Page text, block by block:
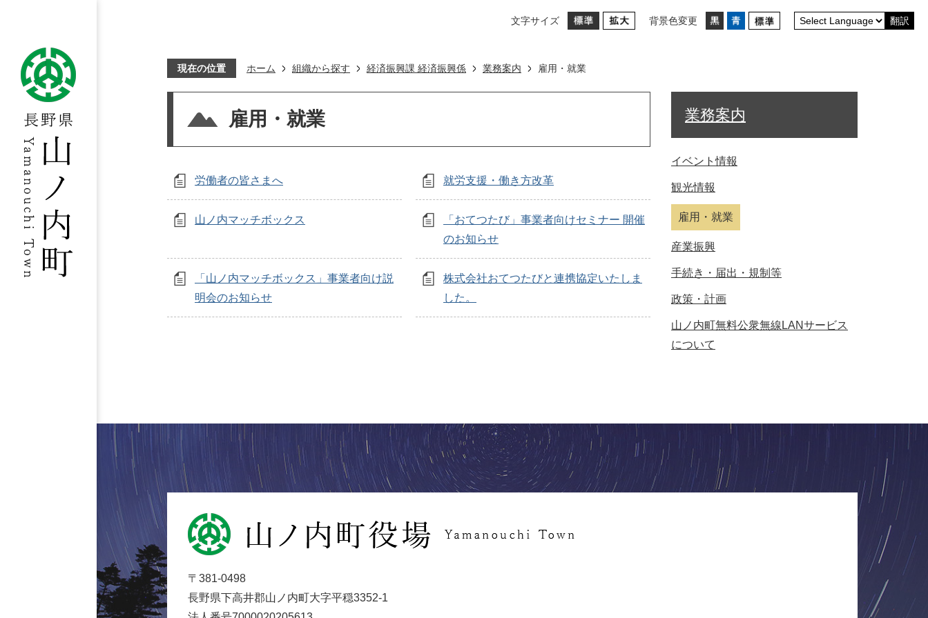
文字サイズ 背景色変更 翻訳
現在の位置 ホーム 組織から探す 経済振興課 経済振興係 業務案内 雇用・就業
雇用・就業
労働者の皆さまへ 就労支援・働き方改革
山ノ内マッチボックス
「おてつたび」事業者向けセミナー 開催
のお知らせ
「山ノ内マッチボックス」事業者向け説
明会のお知らせ
株式会社おてつたびと連携協定いたしま
した。
業務案内
イベント情報
観光情報
雇用・就業
産業振興
手続き・届出・規制等
政策・計画
山ノ内町無料公衆無線LANサービス
について
山
ノ
町
役
〒381-0498
長野県下高井郡山ノ内町大字平穏3352-1